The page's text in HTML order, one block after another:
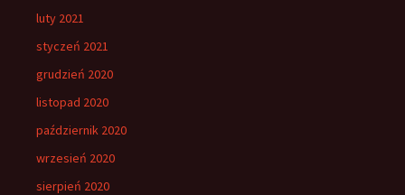
luty 2021
styczeń 2021
grudzień 2020
listopad 2020
październik 2020
wrzesień 2020
sierpień 2020